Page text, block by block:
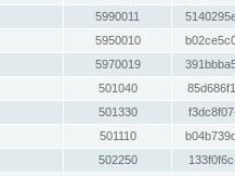
5990011
5950010
5970019
501040
501330
501110
502250